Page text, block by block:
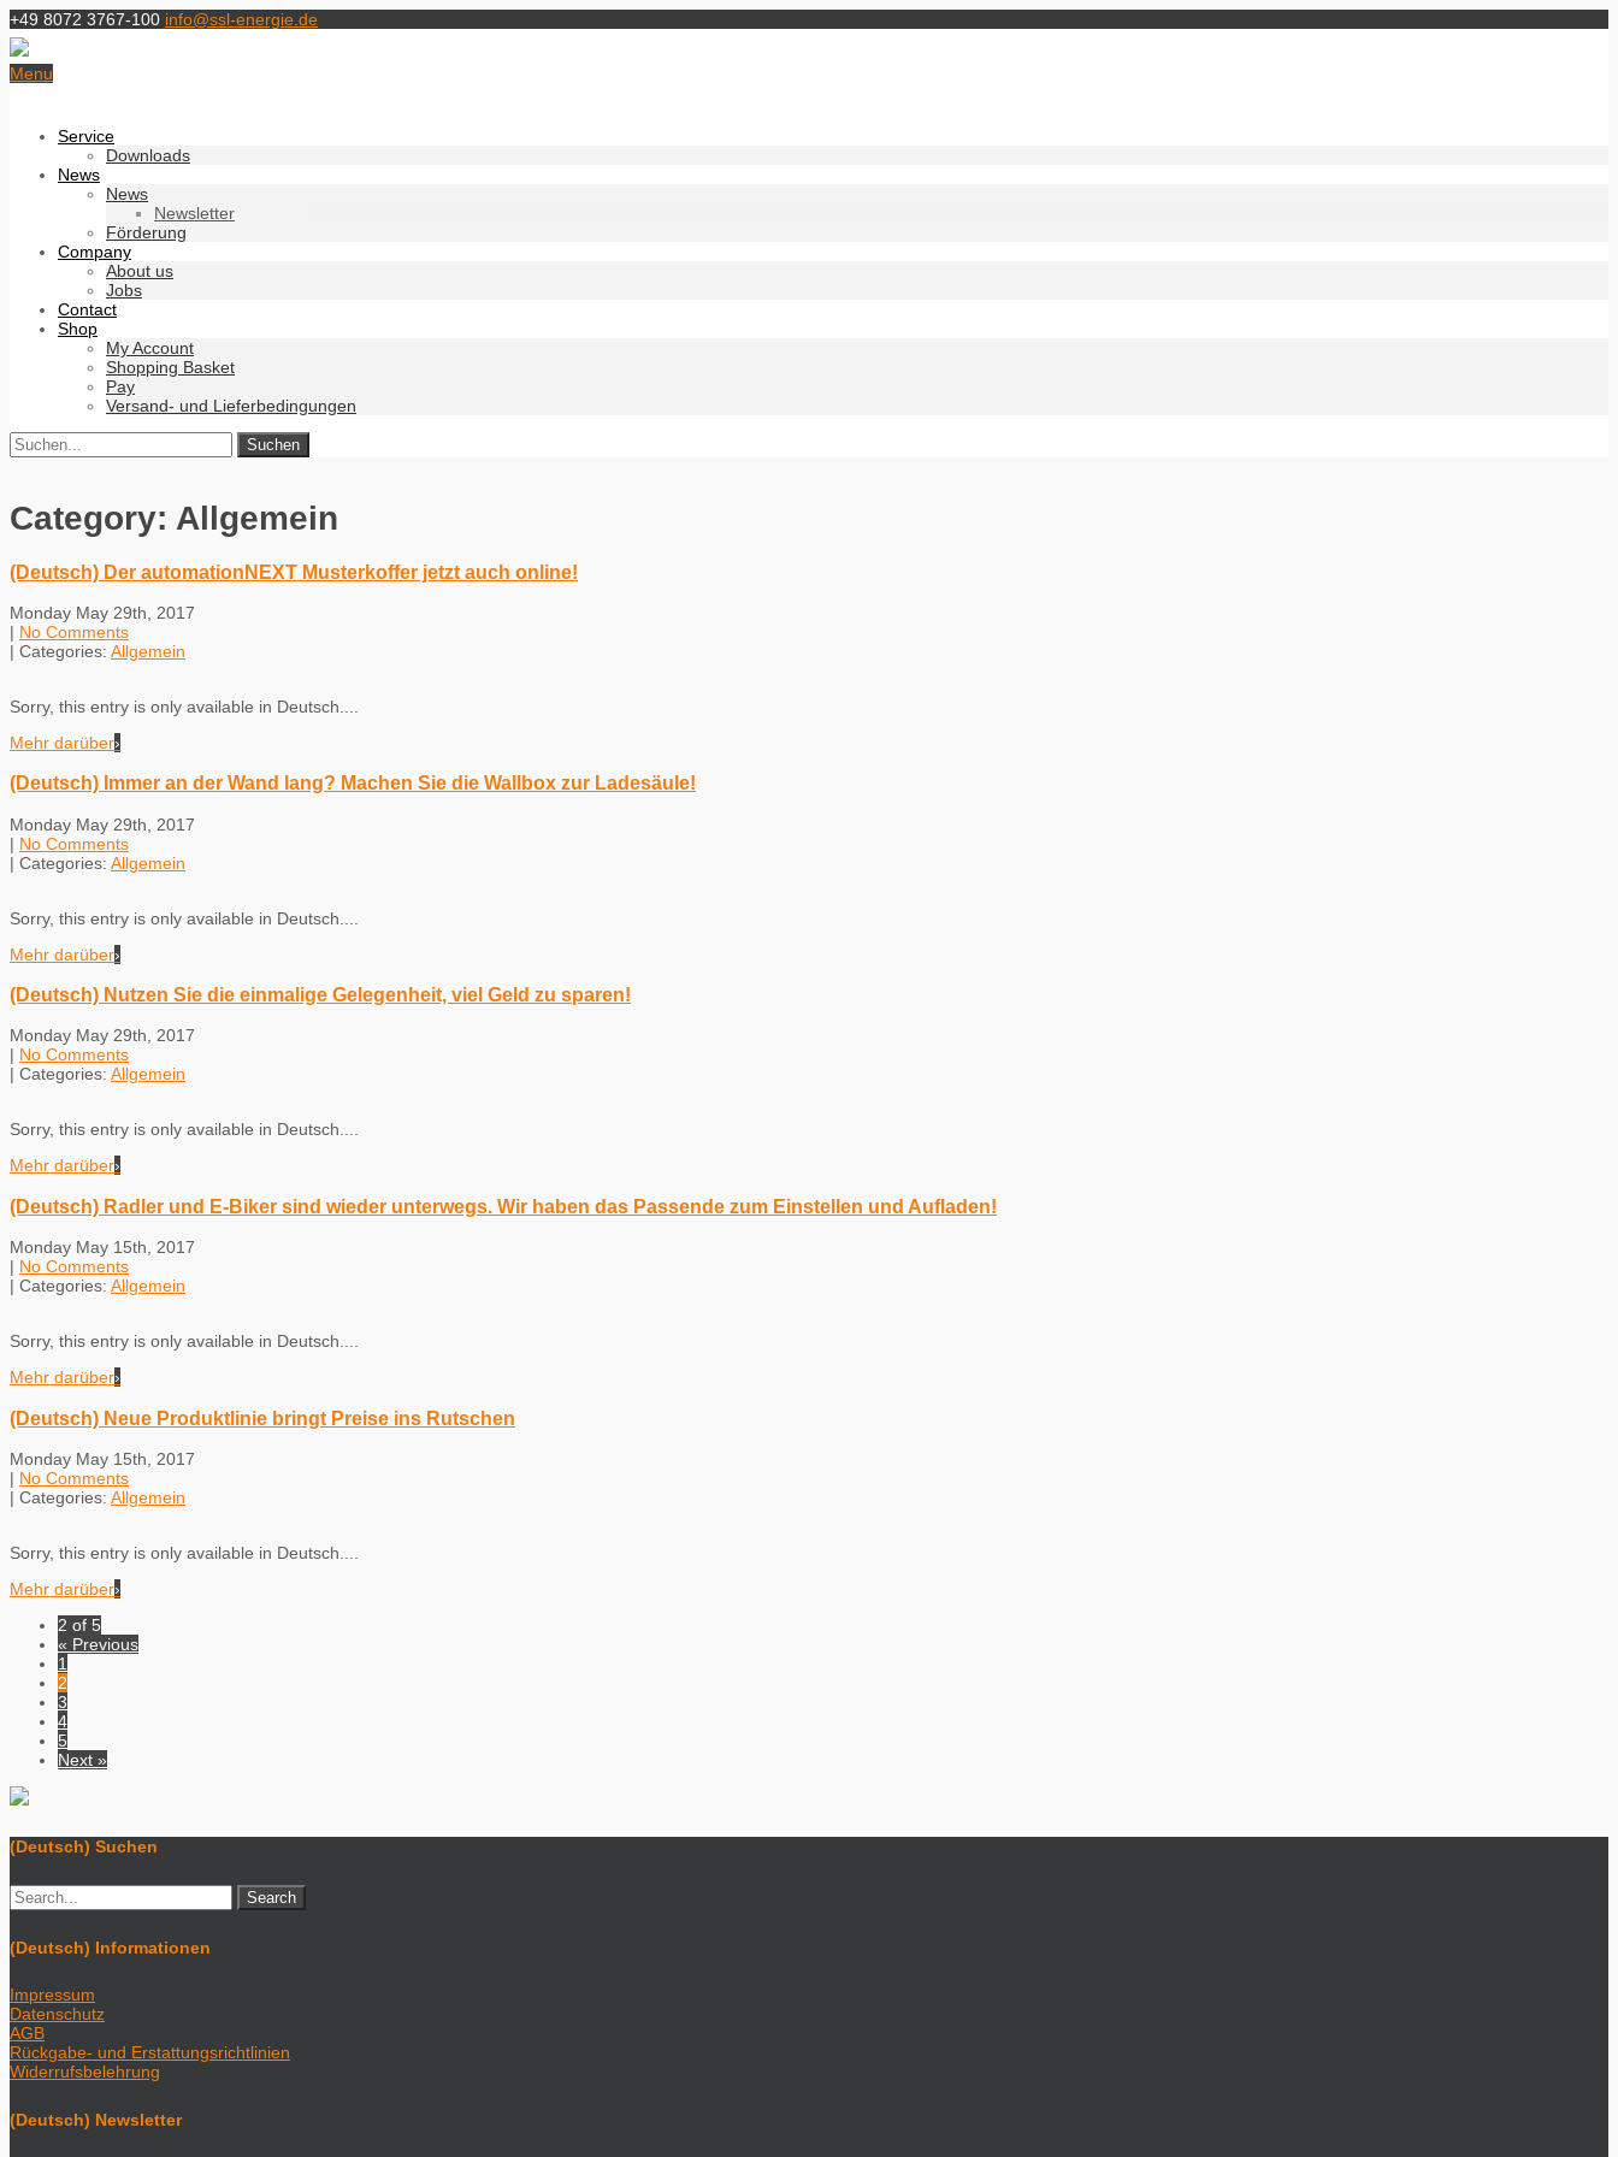
+49 8072 3767-100 info@ssl-energie.de
Menu
Service
Downloads
News
News
Newsletter
Förderung
Company
About us
Jobs
Contact
Shop
My Account
Shopping Basket
Pay
Versand- und Lieferbedingungen
Category: Allgemein
(Deutsch) Der automationNEXT Musterkoffer jetzt auch online!
Monday May 29th, 2017
| No Comments
| Categories: Allgemein
Sorry, this entry is only available in Deutsch....
Mehr darüber›
(Deutsch) Immer an der Wand lang? Machen Sie die Wallbox zur Ladesäule!
Monday May 29th, 2017
| No Comments
| Categories: Allgemein
Sorry, this entry is only available in Deutsch....
Mehr darüber›
(Deutsch) Nutzen Sie die einmalige Gelegenheit, viel Geld zu sparen!
Monday May 29th, 2017
| No Comments
| Categories: Allgemein
Sorry, this entry is only available in Deutsch....
Mehr darüber›
(Deutsch) Radler und E-Biker sind wieder unterwegs. Wir haben das Passende zum Einstellen und Aufladen!
Monday May 15th, 2017
| No Comments
| Categories: Allgemein
Sorry, this entry is only available in Deutsch....
Mehr darüber›
(Deutsch) Neue Produktlinie bringt Preise ins Rutschen
Monday May 15th, 2017
| No Comments
| Categories: Allgemein
Sorry, this entry is only available in Deutsch....
Mehr darüber›
2 of 5
« Previous
1
2
3
4
5
Next »
(Deutsch) Suchen
(Deutsch) Informationen
Impressum
Datenschutz
AGB
Rückgabe- und Erstattungsrichtlinien
Widerrufsbelehrung
(Deutsch) Newsletter